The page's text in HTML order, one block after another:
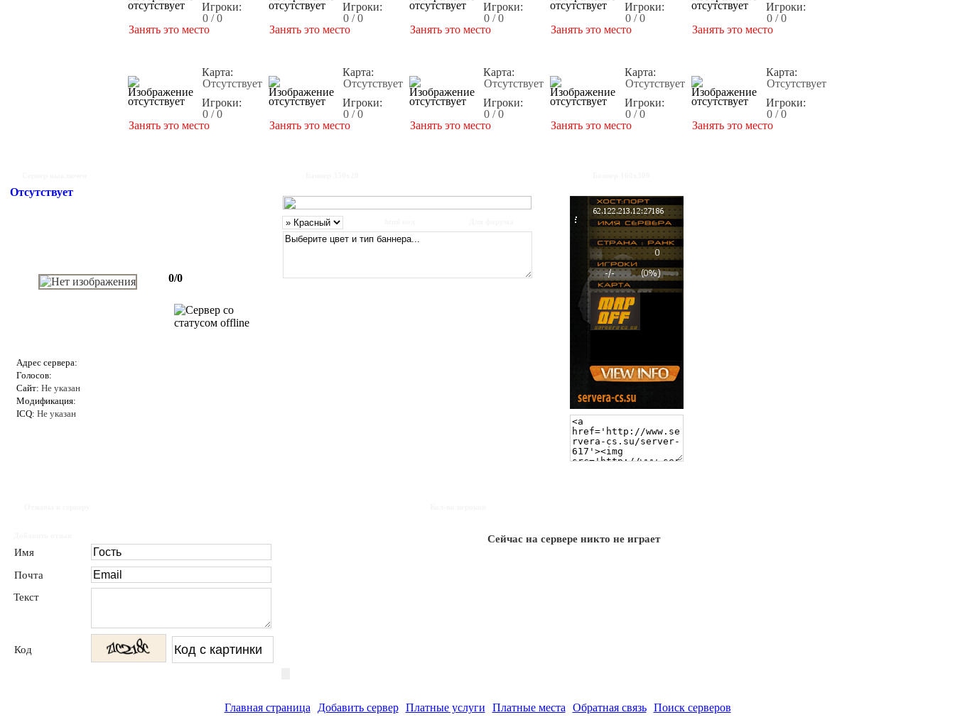
Игроки:
0 / 0
Занять это место
Игроки:
0 / 0
Занять это место
Игроки:
0 / 0
Занять это место
Игроки:
0 / 0
Занять это место
Игроки:
0 / 0
Занять это место
Карта:
Отсутствует
Игроки:
0 / 0
Занять это место
Карта:
Отсутствует
Игроки:
0 / 0
Занять это место
Карта:
Отсутствует
Игроки:
0 / 0
Занять это место
Карта:
Отсутствует
Игроки:
0 / 0
Занять это место
Карта:
Отсутствует
Игроки:
0 / 0
Занять это место
Отсутствует
0/0
Адрес сервера:
Голосов:
Сайт: Не указан
Модификация:
ICQ: Не указан
Имя
Почта
Текст
Код
Сейчас на сервере никто не играет
Главная страница Добавить сервер Платные услуги Платные места Обратная связь Поиск серверов